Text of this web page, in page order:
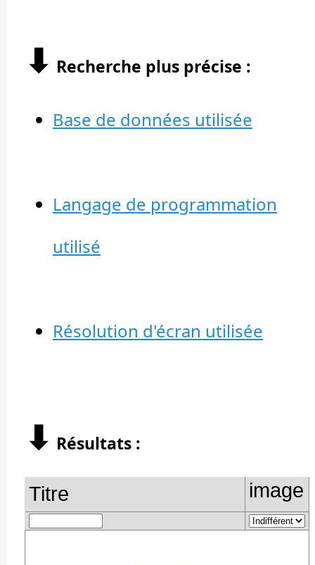
⬇︎ Recherche plus précise :
Base de données utilisée
Langage de programmation
utilisé
Résolution d'écran utilisée
⬇︎ Résultats :
Titre image